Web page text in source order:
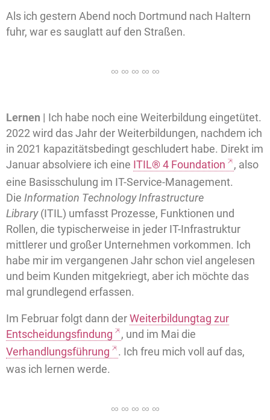
Als ich gestern Abend noch Dortmund nach Haltern
fuhr, war es sauglatt auf den Straßen.
Lernen | Ich habe noch eine Weiterbildung eingetütet.
2022 wird das Jahr der Weiterbildungen, nachdem ich
in 2021 kapazitätsbedingt geschludert habe. Direkt im
Januar absolviere ich eine ITIL® 4 Foundation
, also
eine Basisschulung im IT-Service-Management.
Die Information Technology Infrastructure
Library(ITIL) umfasst Prozesse, Funktionen und
Rollen, die typischerweise in jeder IT-Infrastruktur
mittlerer und großer Unternehmen vorkommen. Ich
habe mir im vergangenen Jahr schon viel angelesen
und beim Kunden mitgekriegt, aber ich möchte das
mal grundlegend erfassen.
Im Februar folgt dann derWeiterbildungtag zur
Entscheidungsfindung
, und im Mai die
Verhandlungsführung
. Ich freu mich voll auf das,
was ich lernen werde.